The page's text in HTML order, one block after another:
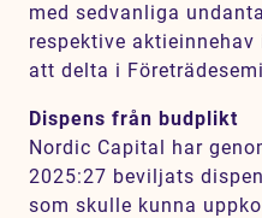
med sedvanliga
respektive
att delta i
Dispens från budplikt
Nordic Capital har
2025:27 beviljats
som skulle kunna